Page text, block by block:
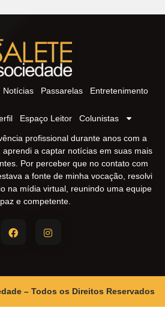
Notícias Passarelas Entretenimento
Espaço Leitor Colunistas
profissional durante anos com a
a captar notícias em suas mais
Por perceber que no contato com
a fonte de minha vocação, resolvi
na mídia virtual, reunindo uma equipe
e competente.
– Todos os Direitos Reservados